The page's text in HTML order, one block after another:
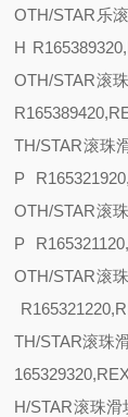
OTH/STAR乐
H
OTH/STAR滚
TH/STAR滚珠
P
OTH/STAR滚
P
OTH/STAR滚
TH/STAR滚珠
H/STAR滚珠滑